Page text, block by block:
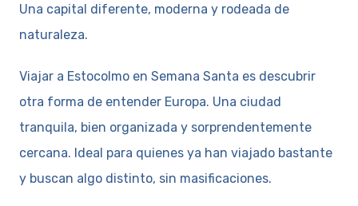
Una capital diferente, moderna y rodeada de
naturaleza.
Viajar a Estocolmo en Semana Santa es descubrir
otra forma de entender Europa. Una ciudad
tranquila, bien organizada y sorprendentemente
cercana. Ideal para quienes ya han viajado bastante
y buscan algo distinto, sin masificaciones.